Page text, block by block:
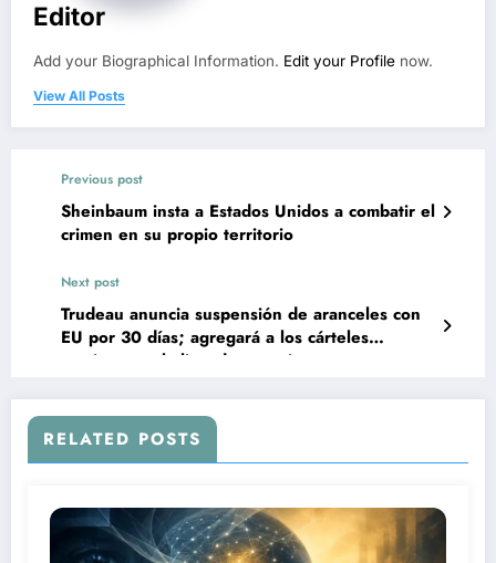
Editor
Add your Biographical Information. Edit your Profile now.
View All Posts
Previous post
Sheinbaum insta a Estados Unidos a combatir el
crimen en su propio territorio
Next post
Trudeau anuncia suspensión de aranceles con
EU por 30 días; agregará a los cárteles
mexicanos a la lista de terroristas
RELATED POSTS